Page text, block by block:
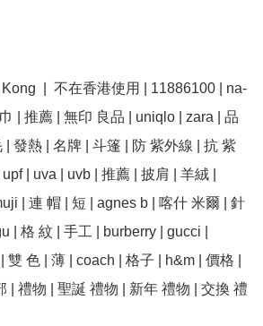
|  不在香港使用 | 11886100 | na-
| 推薦 | 無印 良品 | uniqlo | zara | 品
| 發熱 | 名牌 | 斗篷 | 防 紫外線 | 抗 紫
| uva | uvb | 推薦 | 披肩 | 羊絨 |
| 連 帽 | 短 | agnes b | 喀什 米爾 | 針
| 格 紋 | 手工 | burberry | gucci |
色 | 薄 | coach | 格子 | h&m | 價格 |
| 禮物 | 聖誕 禮物 | 新年 禮物 | 交換 禮